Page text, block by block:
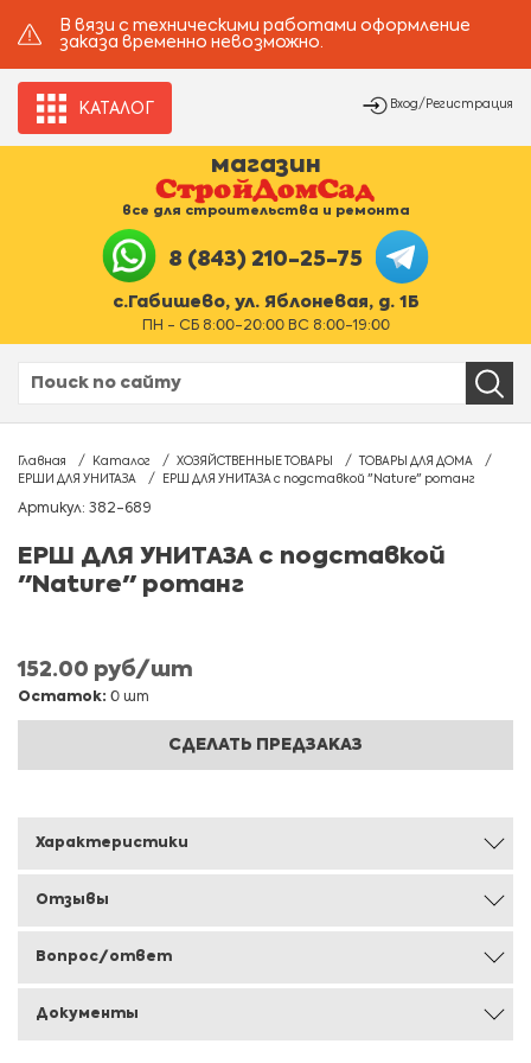
В вязи с техническими работами оформление
заказа временно невозможно.
КАТАЛОГ Вход/Регистрация
магазин
все для строительства и ремонта
8 (843) 210-25-75
с.Габишево, ул. Яблоневая, д. 1Б
ПН - СБ 8:00-20:00 ВС 8:00-19:00
Главная Каталог ХОЗЯЙСТВЕННЫЕ ТОВАРЫ
ТОВАРЫ ДЛЯ ДОМА
ЕРШИ ДЛЯ УНИТАЗА
ЕРШ ДЛЯ УНИТАЗА с подставкой "Nature" ротанг
Артикул: 382-689
ЕРШ ДЛЯ УНИТАЗА с подставкой
"Nature" ротанг
152.00 руб/шт
Остаток: 0 шт
СДЕЛАТЬ ПРЕДЗАКАЗ
Характеристики
Отзывы
Вопрос/ответ
Документы